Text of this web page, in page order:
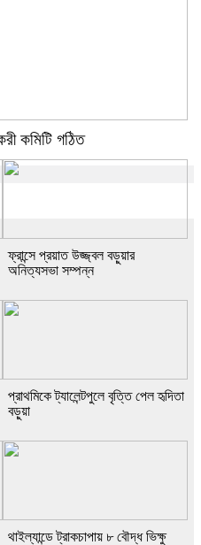
কমিটি গঠিত
ফ্রান্সে প্রয়াত উজ্জ্বল বড়ুয়ার
অনিত্যসভা সম্পন্ন
প্রাথমিকে ট্যালেন্টপুলে বৃত্তি পেল হৃদিতা
বড়ুয়া
থাইল্যান্ডে ট্রাকচাপায় ৮ বৌদ্ধ ভিক্ষু